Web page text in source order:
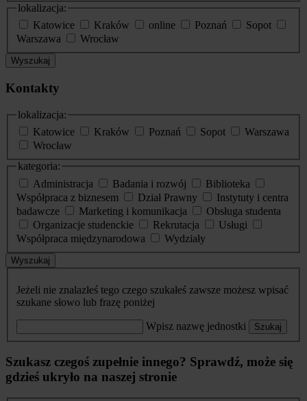
lokalizacja:
Katowice
Kraków online Poznań
Sopot
Warszawa
Wrocław
Wyszukaj
Kontakty
lokalizacja:
Katowice
Kraków Poznań Sopot
Warszawa
Wrocław
kategoria:
Administracja
Badania i rozwój
Biblioteka
Współpraca z biznesem
Dział Prawny
Instytuty i centra
badawcze
Marketing i komunikacja
Obsługa studenta
Organizacje studenckie
Rekrutacja
Usługi
Współpraca międzynarodowa
Wydziały
Wyszukaj
Jeżeli nie znalazłeś tego czego szukałeś zawsze możesz wpisać
szukane słowo lub frazę poniżej
Wpisz nazwę jednostki Szukaj
Szukasz czegoś zupełnie innego? Sprawdź, może się
gdzieś ukryło na naszej stronie